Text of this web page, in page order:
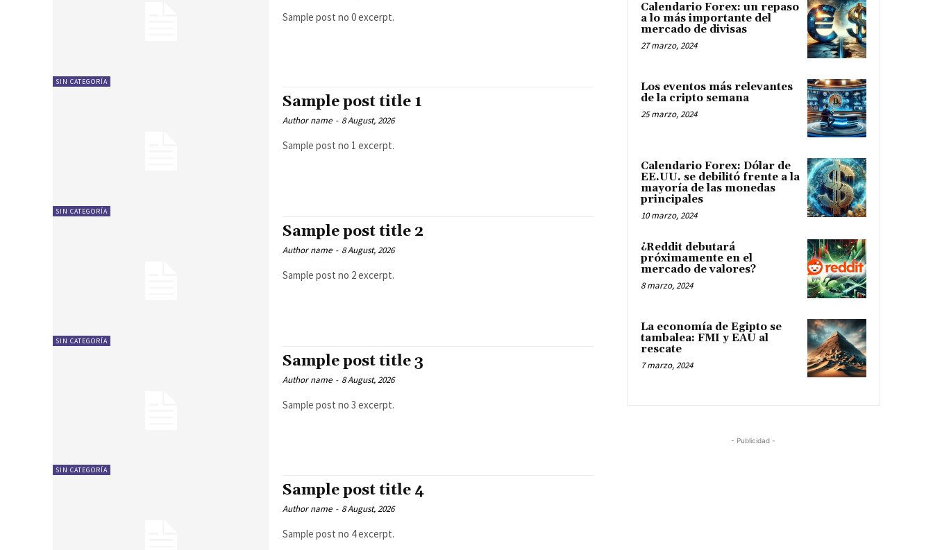
SIN CATEGORÍA
Sample post no 0 excerpt.
SIN CATEGORÍA
Sample post title 1
Author name - 8 August, 2026
Sample post no 1 excerpt.
SIN CATEGORÍA
Sample post title 2
Author name - 8 August, 2026
Sample post no 2 excerpt.
SIN CATEGORÍA
Sample post title 3
Author name - 8 August, 2026
Sample post no 3 excerpt.
Sample post title 4
Author name - 8 August, 2026
Sample post no 4 excerpt.
Calendario Forex: un repaso
a lo más importante del
mercado de divisas
27 marzo, 2024
Los eventos más relevantes
de la cripto semana
25 marzo, 2024
Calendario Forex: Dólar de
EE.UU. se debilitó frente a la
mayoría de las monedas
principales
10 marzo, 2024
¿Reddit debutará
próximamente en el
mercado de valores?
8 marzo, 2024
La economía de Egipto se
tambalea: FMI y EAU al
rescate
7 marzo, 2024
- Publicidad -